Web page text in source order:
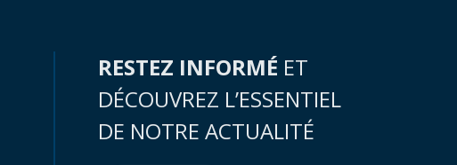
RESTEZ INFORMÉ ET
DÉCOUVREZ L’ESSENTIEL
DE NOTRE ACTUALITÉ